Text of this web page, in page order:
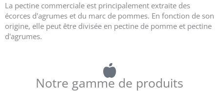
La pectine commerciale est principalement extraite des
écorces d'agrumes et du marc de pommes. En fonction de son
origine, elle peut être divisée en pectine de pomme et pectine
d'agrumes.
Notre gamme de produits